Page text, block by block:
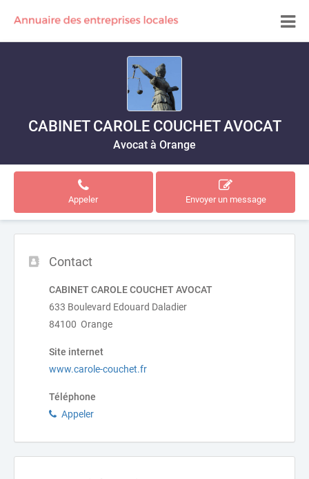
CABINET CAROLE COUCHET AVOCAT
Avocat à Orange
Appeler Envoyer un message
Contact
CABINET CAROLE COUCHET AVOCAT
633 Boulevard Edouard Daladier
84100 Orange
Site internet
www.carole-couchet.fr
Téléphone
Appeler